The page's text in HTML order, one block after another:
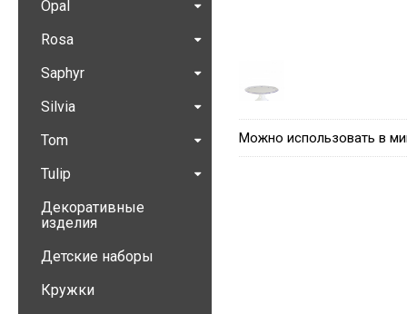
Можно использовать в
Opal
Rosa
Saphyr
Silvia
Tom
Tulip
Декоративные
изделия
Детские наборы
Кружки